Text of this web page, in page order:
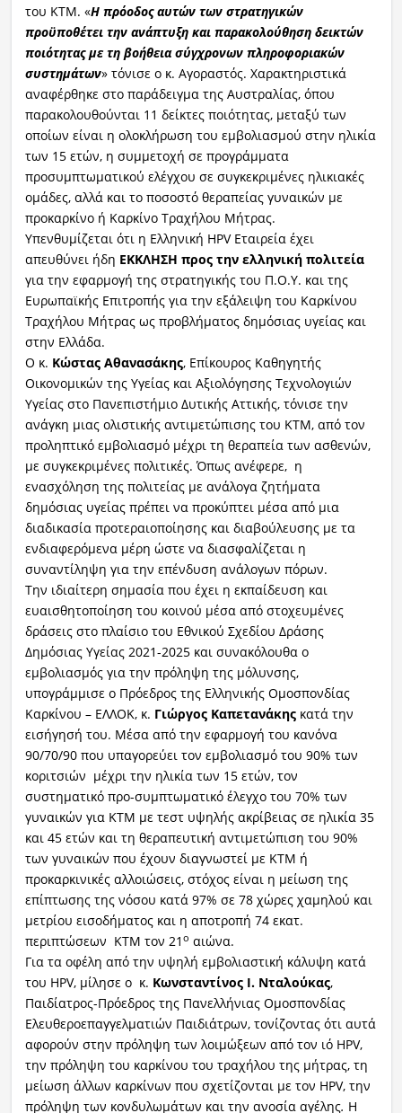
του ΚΤΜ. «Η πρόοδος αυτών των στρατηγικών
προϋποθέτει την ανάπτυξη και παρακολούθηση δεικτών
ποιότητας με τη βοήθεια σύγχρονων πληροφοριακών
συστημάτων» τόνισε ο κ. Αγοραστός. Χαρακτηριστικά
αναφέρθηκε στο παράδειγμα της Αυστραλίας, όπου
παρακολουθούνται 11 δείκτες ποιότητας, μεταξύ των
οποίων είναι η ολοκλήρωση του εμβολιασμού στην ηλικία
των 15 ετών, η συμμετοχή σε προγράμματα
προσυμπτωματικού ελέγχου σε συγκεκριμένες ηλικιακές
ομάδες, αλλά και το ποσοστό θεραπείας γυναικών με
προκαρκίνο ή Καρκίνο Τραχήλου Μήτρας.
Υπενθυμίζεται ότι η Ελληνική HPV Εταιρεία έχει
απευθύνει ήδη ΕΚΚΛΗΣΗ προς την ελληνική πολιτεία
για την εφαρμογή της στρατηγικής του Π.Ο.Υ. και της
Ευρωπαϊκής Επιτροπής για την εξάλειψη του Καρκίνου
Τραχήλου Μήτρας ως προβλήματος δημόσιας υγείας και
στην Ελλάδα.
Ο κ. Κώστας Αθανασάκης, Επίκουρος Καθηγητής
Οικονομικών της Υγείας και Αξιολόγησης Τεχνολογιών
Υγείας στο Πανεπιστήμιο Δυτικής Αττικής, τόνισε την
ανάγκη μιας ολιστικής αντιμετώπισης του ΚΤΜ, από τον
προληπτικό εμβολιασμό μέχρι τη θεραπεία των ασθενών,
με συγκεκριμένες πολιτικές. Όπως ανέφερε, η
ενασχόληση της πολιτείας με ανάλογα ζητήματα
δημόσιας υγείας πρέπει να προκύπτει μέσα από μια
διαδικασία προτεραιοποίησης και διαβούλευσης με τα
ενδιαφερόμενα μέρη ώστε να διασφαλίζεται η
συναντίληψη για την επένδυση ανάλογων πόρων.
Tην ιδιαίτερη σημασία που έχει η εκπαίδευση και
ευαισθητοποίηση του κοινού μέσα από στοχευμένες
δράσεις στο πλαίσιο του Εθνικού Σχεδίου Δράσης
Δημόσιας Υγείας 2021-2025 και συνακόλουθα ο
εμβολιασμός για την πρόληψη της μόλυνσης,
υπογράμμισε ο Πρόεδρος της Ελληνικής Ομοσπονδίας
Καρκίνου – ΕΛΛΟΚ, κ. Γιώργος Καπετανάκηςκατά την
εισήγησή του. Μέσα από την εφαρμογή του κανόνα
90/70/90 που υπαγορεύει τον εμβολιασμό του 90% των
κοριτσιών μέχρι την ηλικία των 15 ετών, τον
συστηματικό προ-συμπτωματικό έλεγχο του 70% των
γυναικών για ΚΤΜ με τεστ υψηλής ακρίβειας σε ηλικία 35
και 45 ετών και τη θεραπευτική αντιμετώπιση του 90%
των γυναικών που έχουν διαγνωστεί με ΚΤΜ ή
προκαρκινικές αλλοιώσεις, στόχος είναι η μείωση της
επίπτωσης της νόσου κατά 97% σε 78 χώρες χαμηλού και
μετρίου εισοδήματος και η αποτροπή 74 εκατ.
περιπτώσεων ΚΤΜ τον 21 ο αιώνα.
Για τα οφέλη από την υψηλή εμβολιαστική κάλυψη κατά
του HPV, μίλησε ο κ. Κωνσταντίνος I. Νταλούκας,
Παιδίατρος-Πρόεδρος της Πανελλήνιας Ομοσπονδίας
Ελευθεροεπαγγελματιών Παιδιάτρων, τονίζοντας ότι αυτά
αφορούν στην πρόληψη των λοιμώξεων από τον ιό HPV,
την πρόληψη του καρκίνου του τραχήλου της μήτρας, τη
μείωση άλλων καρκίνων που σχετίζονται με τον HPV, την
πρόληψη των κονδυλωμάτων και την ανοσία αγέλης. Η